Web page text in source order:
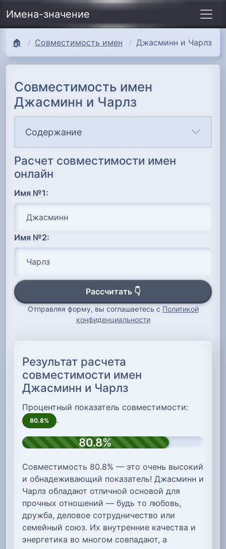
Имена-значение
🏠 Совместимость имен Джасминн и Чарлз
Совместимость имен
Джасминн и Чарлз
Содержание
Расчет совместимости имен
онлайн
Имя №1:
Имя №2:
Рассчитать 👇
Отправляя форму, вы соглашаетесь с Политикой
конфиденциальности
Результат расчета
совместимости имен
Джасминн и Чарлз
Процентный показатель совместимости:
80.8% .
80.8%
Совместимость 80.8% — это очень высокий
и обнадеживающий показатель! Джасминн и
Чарлз обладают отличной основой для
прочных отношений — будь то любовь,
дружба, деловое сотрудничество или
семейный союз. Их внутренние качества и
энергетика во многом совпадают, а